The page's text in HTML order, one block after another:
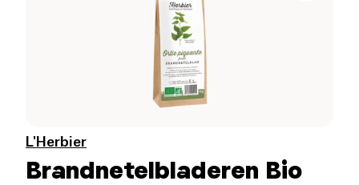
L'Herbier
Brandnetelbladeren Bio